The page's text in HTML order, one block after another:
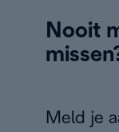
Nooit
Meld je